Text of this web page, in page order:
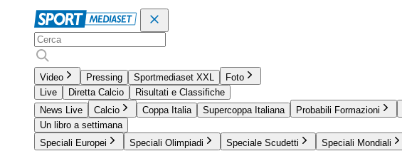
Video Pressing Sportmediaset XXL
Foto
Live
Diretta Calcio
Risultati e Classifiche
News Live
Calcio Coppa Italia Supercoppa Italiana Probabili Formazioni
Un libro a settimana
Speciali Europei
Speciali Olimpiadi Speciale Scudetti Speciali Mondiali